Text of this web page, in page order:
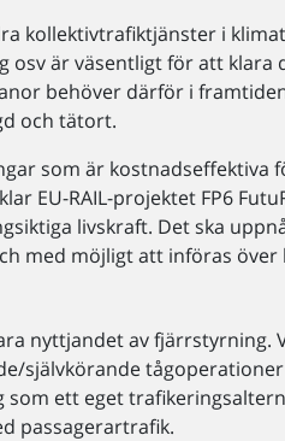
kollektivtrafiktjänster i
osv är väsentligt för att klara
behöver därför i
och tätort.
som är kostnadseffektiva
EU-RAIL-projektet FP6
livskraft. Det ska
med möjligt att införas över
nyttjandet av fjärrstyrning.
självkörande tågoperationer
ett eget
passagerartrafik.